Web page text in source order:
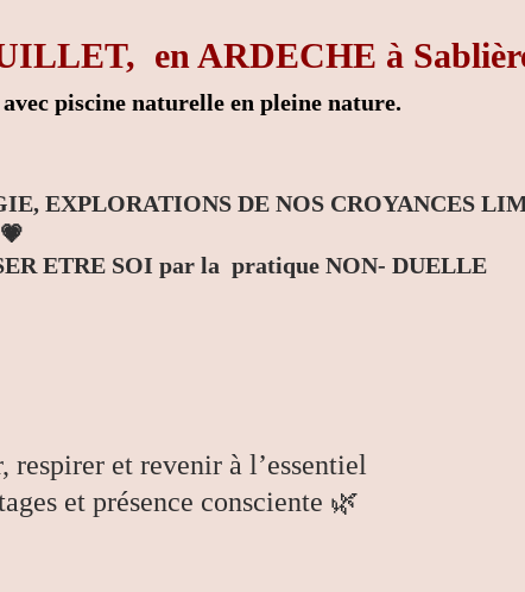
en ARDECHE à
piscine naturelle en pleine nature.
EXPLORATIONS DE NOS CROYANCES
ETRE SOI par la pratique NON- DUELLE
respirer et revenir à l’essentiel
et présence consciente 🌿